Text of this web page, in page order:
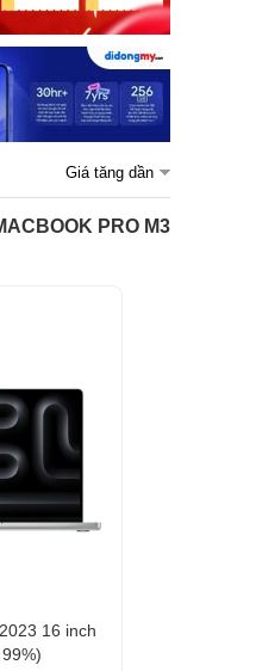
Giá tăng dần
PRO M3
16 inch